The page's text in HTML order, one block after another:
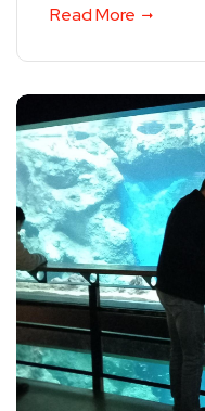
Read More